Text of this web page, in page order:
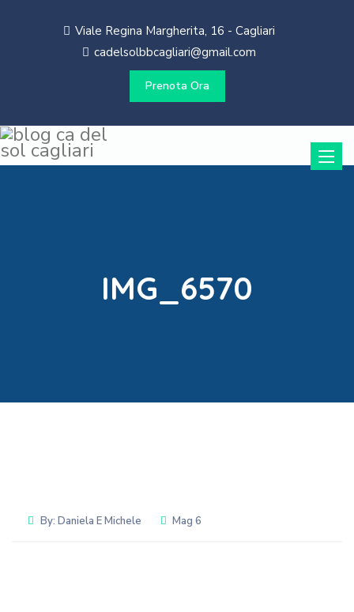
Viale Regina Margherita, 16 - Cagliari
cadelsolbbcagliari@gmail.com
Prenota Ora
Toggle
IMG_6570
By: Daniela E Michele Mag 6